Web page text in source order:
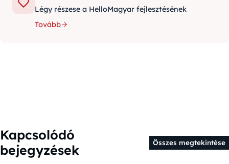
Légy részese a HelloMagyar fejlesztésének
Tovább
Kapcsolódó
bejegyzések
Összes megtekintése